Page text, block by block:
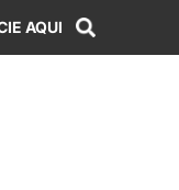
AQUI